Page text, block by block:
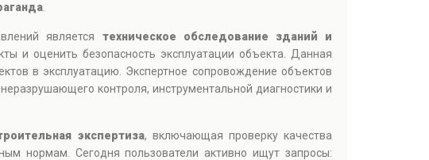
является техническое обследование зданий и
и оценить безопасность эксплуатации объекта. Данная
в эксплуатацию. Экспертное сопровождение объектов
контроля, инструментальной диагностики и
экспертиза, включающая проверку качества
нормам. Сегодня пользователи активно ищут запросы: